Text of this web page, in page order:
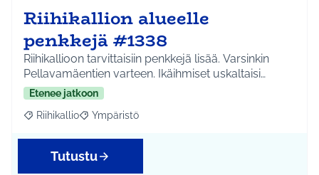
Riihikallion alueelle
penkkejä #1338
Riihikallioon tarvittaisiin penkkejä lisää. Varsinkin
Pellavamäentien varteen. Ikäihmiset uskaltaisi…
Etenee jatkoon
Rajaa tulokset aihepiirin mukaan: Riihikallio
Riihikallio Rajaa tulokset teeman mukaan: Ympäristö
Ympäristö
Tutustu